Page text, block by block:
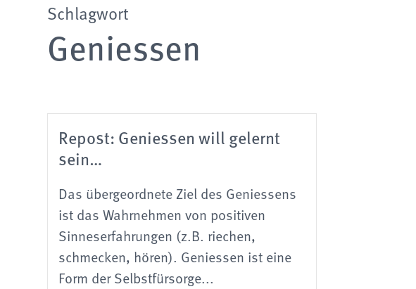
Schlagwort
Geniessen
Repost: Geniessen will gelernt
sein…
Das übergeordnete Ziel des Geniessens
ist das Wahrnehmen von positiven
Sinneserfahrungen (z.B. riechen,
schmecken, hören). Geniessen ist eine
Form der Selbstfürsorge...